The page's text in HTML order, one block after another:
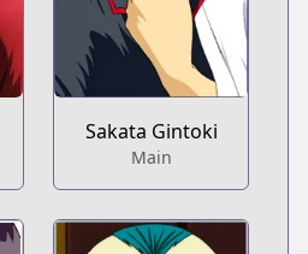
Sakata Gintoki
Main